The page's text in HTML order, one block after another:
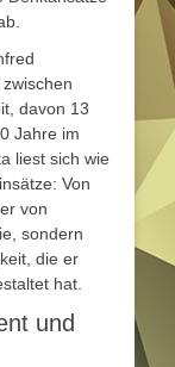
davon 13
Jahre im
liest sich wie
Von
von
sondern
die er
hat.
und